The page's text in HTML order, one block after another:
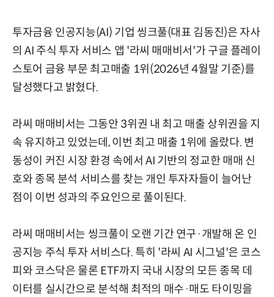
투자금융 인공지능(AI) 기업 씽크풀(대표 김동진)은 자사
의 AI 주식 투자 서비스 앱 '라씨 매매비서'가 구글 플레이
스토어 금융 부문 최고매출 1위(2026년 4월말 기준)를
달성했다고 밝혔다.
라씨 매매비서는 그동안 3위권 내 최고 매출 상위권을 지
속 유지하고 있었는데, 이번 최고 매출 1위에 올랐다. 변
동성이 커진 시장 환경 속에서 AI 기반의 정교한 매매 신
호와 종목 분석 서비스를 찾는 개인 투자자들이 늘어난
점이 이번 성과의 주요인으로 풀이된다.
라씨 매매비서는 씽크풀이 오랜 기간 연구·개발해 온 인
공지능 주식 투자 서비스다. 특히 '라씨 AI 시그널'은 코스
피와 코스닥은 물론 ETF까지 국내 시장의 모든 종목 데
이터를 실시간으로 분석해 최적의 매수·매도 타이밍을